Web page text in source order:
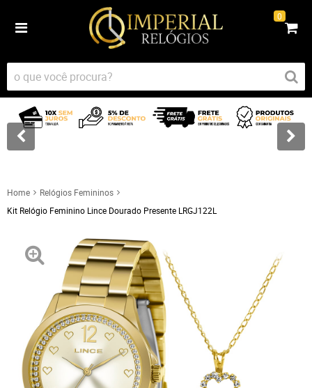
0
Home
Relógios Femininos
Kit Relógio Feminino Lince Dourado Presente LRGJ122L